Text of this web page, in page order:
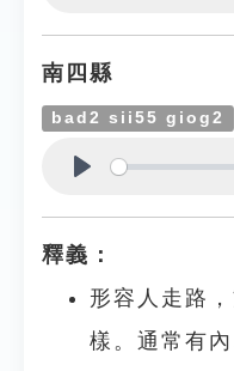
南四縣
bad2 sii55 giog2
釋義：
形容人走路
樣。通常有